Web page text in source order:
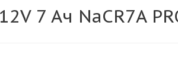
7 Ач NaCR7A